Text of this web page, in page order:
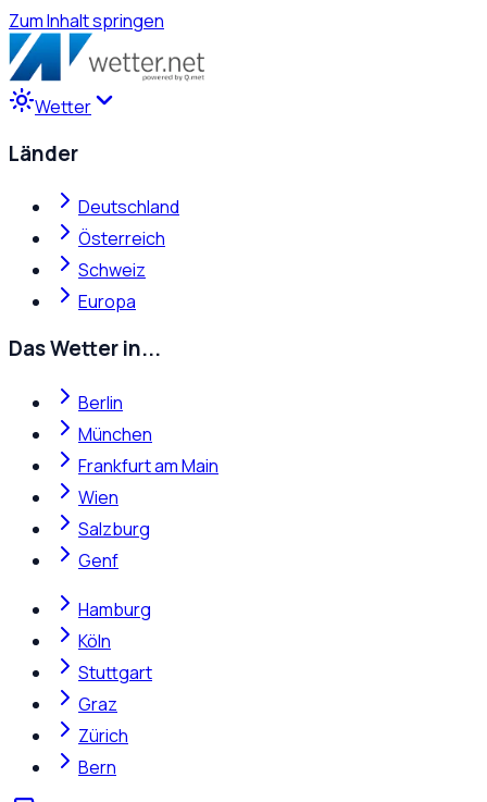
Zum Inhalt springen
Wetter
Länder
Deutschland
Österreich
Schweiz
Europa
Das Wetter in...
Berlin
München
Frankfurt am Main
Wien
Salzburg
Genf
Hamburg
Köln
Stuttgart
Graz
Zürich
Bern